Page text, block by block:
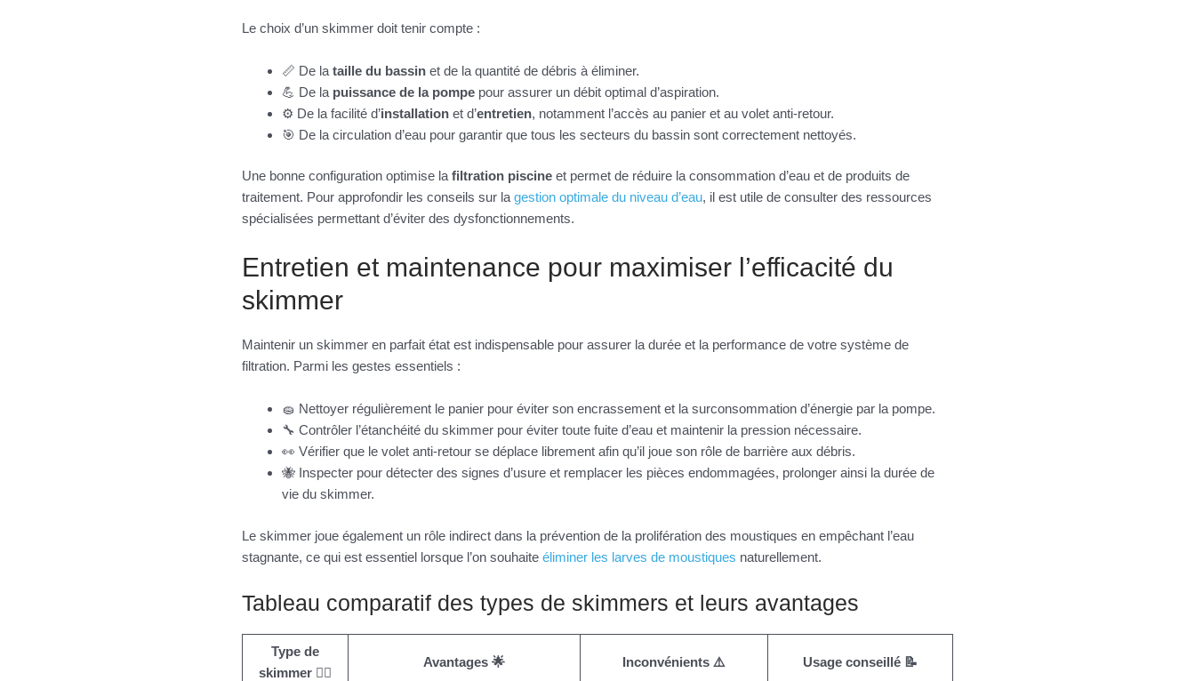
Le choix d’un skimmer doit tenir compte :
📏 De la taille du bassin et de la quantité de débris à éliminer.
💪 De la puissance de la pompe pour assurer un débit optimal d’aspiration.
⚙️ De la facilité d’installation et d’entretien, notamment l’accès au panier et au volet anti-retour.
🎯 De la circulation d’eau pour garantir que tous les secteurs du bassin sont correctement nettoyés.
Une bonne configuration optimise la filtration piscine et permet de réduire la consommation d’eau et de produits de
traitement. Pour approfondir les conseils sur la gestion optimale du niveau d’eau, il est utile de consulter des ressources
spécialisées permettant d’éviter des dysfonctionnements.
Entretien et maintenance pour maximiser l’efficacité du
skimmer
Maintenir un skimmer en parfait état est indispensable pour assurer la durée et la performance de votre système de
filtration. Parmi les gestes essentiels :
🧽 Nettoyer régulièrement le panier pour éviter son encrassement et la surconsommation d’énergie par la pompe.
🔧 Contrôler l’étanchéité du skimmer pour éviter toute fuite d’eau et maintenir la pression nécessaire.
👀 Vérifier que le volet anti-retour se déplace librement afin qu’il joue son rôle de barrière aux débris.
🐝 Inspecter pour détecter des signes d’usure et remplacer les pièces endommagées, prolonger ainsi la durée de
vie du skimmer.
Le skimmer joue également un rôle indirect dans la prévention de la prolifération des moustiques en empêchant l’eau
stagnante, ce qui est essentiel lorsque l’on souhaite éliminer les larves de moustiques naturellement.
Tableau comparatif des types de skimmers et leurs avantages
Type de
skimmer 🏊‍♂️
Avantages 🌟 Inconvénients ⚠️ Usage conseillé 📝